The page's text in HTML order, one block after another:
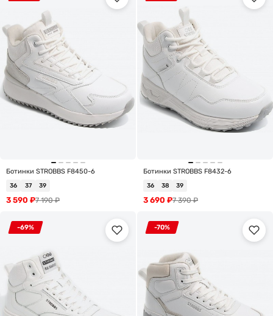
Ботинки STROBBS F8450-6
36 37 39
7 190₽
3 590 ₽
Ботинки STROBBS F8432-6
36 38 39
7 390₽
3 690 ₽
-69% -70%